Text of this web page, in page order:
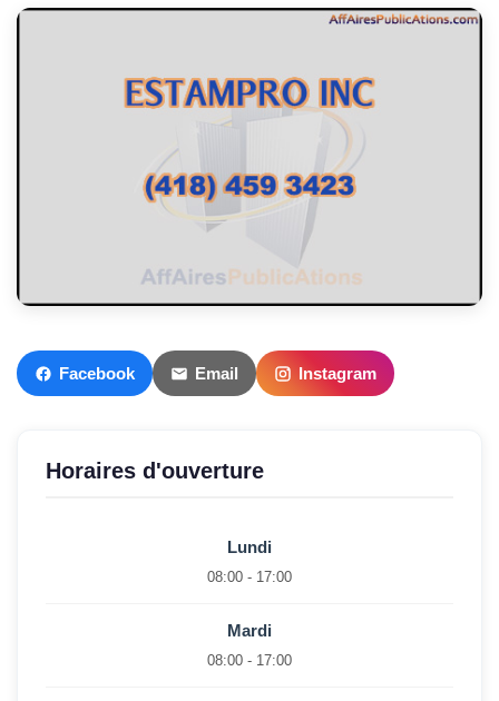
Facebook Email Instagram
Horaires d'ouverture
Lundi
08:00 - 17:00
Mardi
08:00 - 17:00